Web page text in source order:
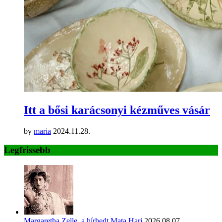
Itt a bősi karácsonyi kézműves vásár
by maria 2024.11.28.
Legfrissebb